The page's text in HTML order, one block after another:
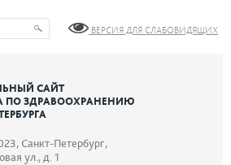
ВЕРСИЯ ДЛЯ СЛАБОВИДЯЩИХ
САЙТ
ПО ЗДРАВООХРАНЕНИЮ
Санкт-Петербург,
ул., д. 1